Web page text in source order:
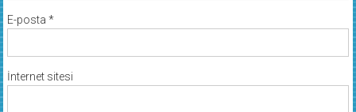
E-posta *
İnternet sitesi